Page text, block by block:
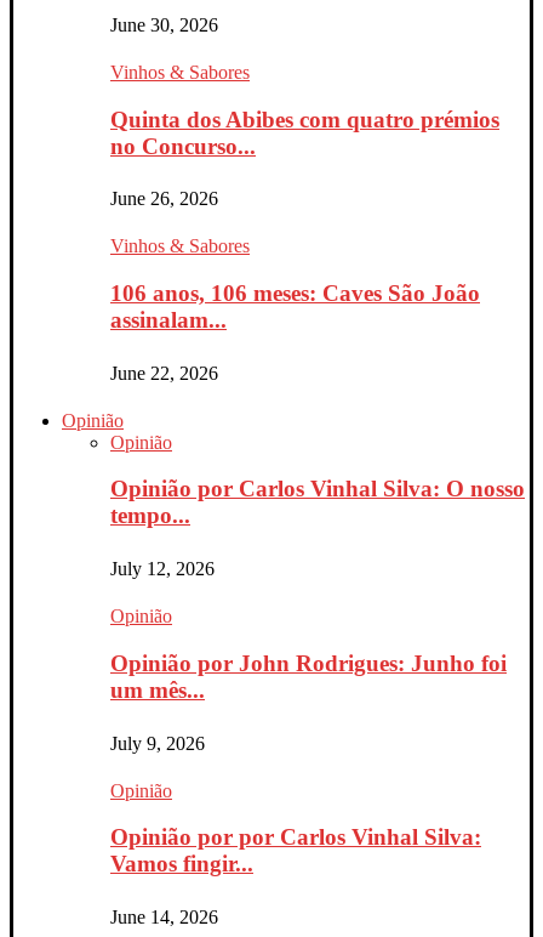
June 30, 2026
Vinhos & Sabores
Quinta dos Abibes com quatro prémios
no Concurso...
June 26, 2026
Vinhos & Sabores
106 anos, 106 meses: Caves São João
assinalam...
June 22, 2026
Opinião
Opinião
Opinião por Carlos Vinhal Silva: O nosso
tempo...
July 12, 2026
Opinião
Opinião por John Rodrigues: Junho foi
um mês...
July 9, 2026
Opinião
Opinião por por Carlos Vinhal Silva:
Vamos fingir...
June 14, 2026